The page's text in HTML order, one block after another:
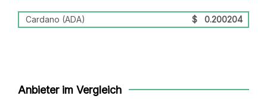
Cardano (ADA) $ 0.200204
Anbieter im Vergleich